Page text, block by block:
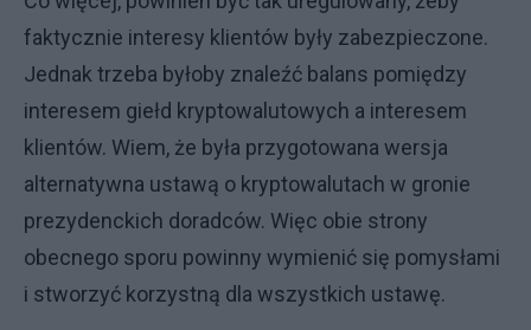
faktycznie interesy klientów były zabezpieczone.
Jednak trzeba byłoby znaleźć balans pomiędzy
interesem giełd kryptowalutowych a interesem
klientów. Wiem, że była przygotowana wersja
alternatywna ustawą o kryptowalutach w gronie
prezydenckich doradców. Więc obie strony
obecnego sporu powinny wymienić się pomysłami
i stworzyć korzystną dla wszystkich ustawę.